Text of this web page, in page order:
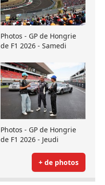
Photos - GP de Hongrie
de F1 2026 - Samedi
Photos - GP de Hongrie
de F1 2026 - Jeudi
+ de photos